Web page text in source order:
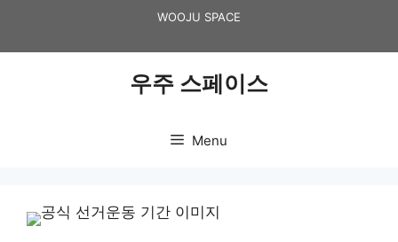
content
WOOJU SPACE
우주 스페이스
Menu